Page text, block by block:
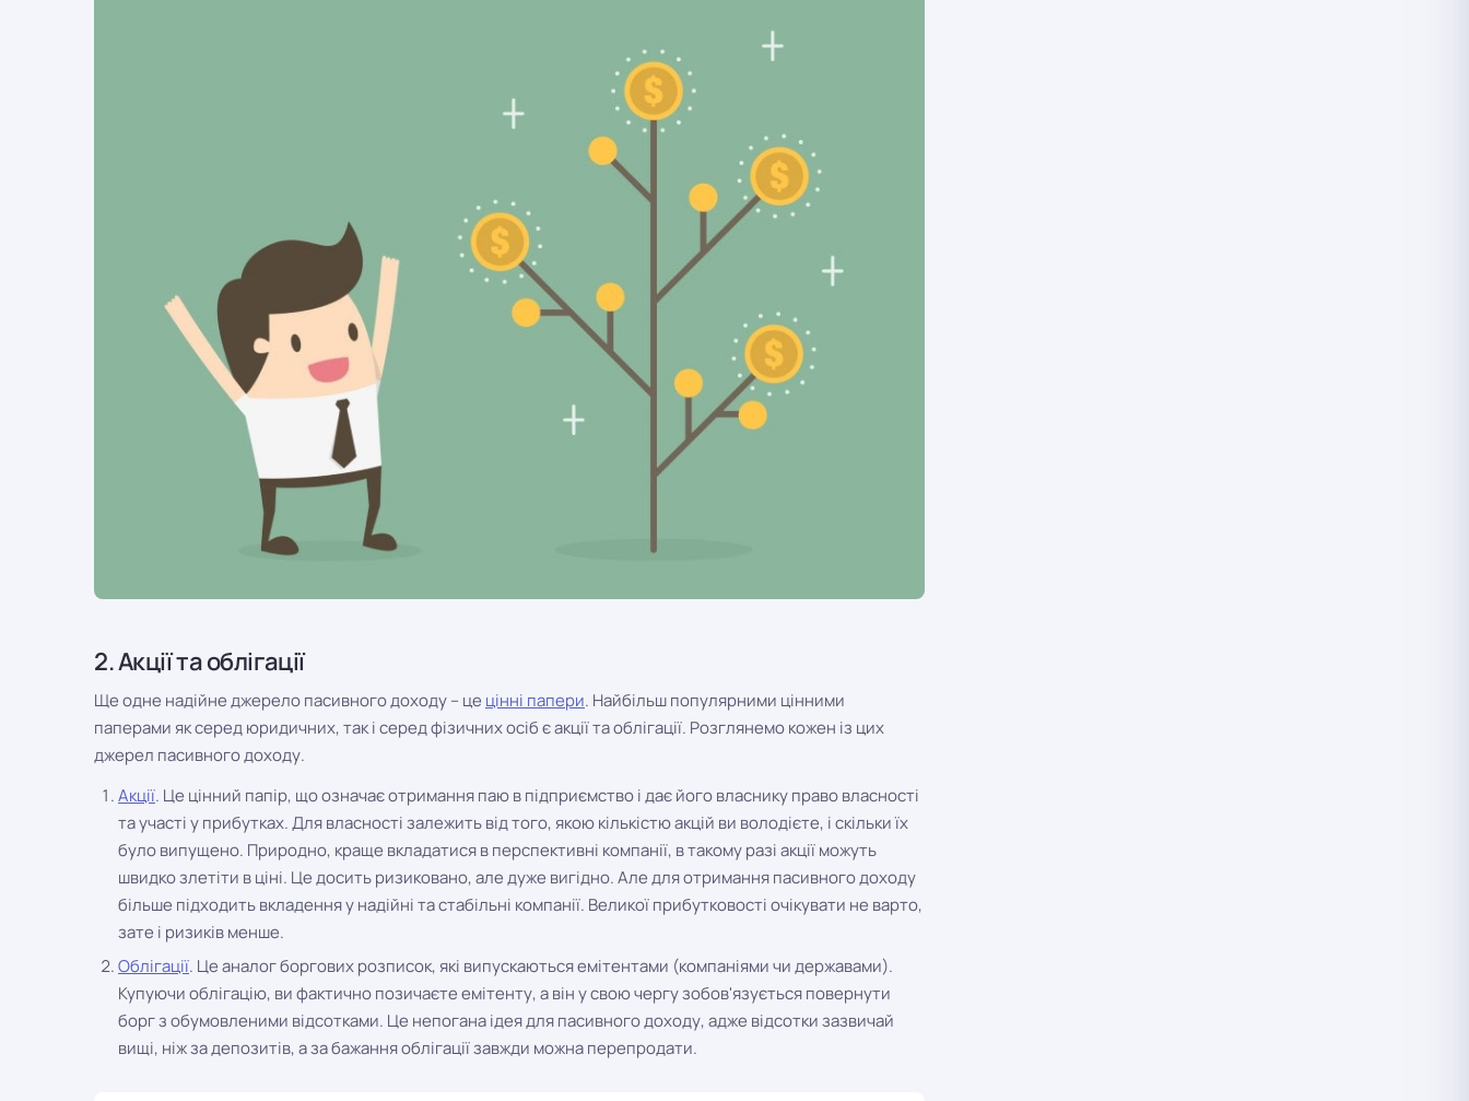
2. Акції та облігації
Ще одне надійне джерело пасивного доходу – це цінні папери. Найбільш популярними цінними
паперами як серед юридичних, так і серед фізичних осіб є акції та облігації. Розглянемо кожен із цих
джерел пасивного доходу.
Акції. Це цінний папір, що означає отримання паю в підприємство і дає його власнику право власності
та участі у прибутках. Для власності залежить від того, якою кількістю акцій ви володієте, і скільки їх
було випущено. Природно, краще вкладатися в перспективні компанії, в такому разі акції можуть
швидко злетіти в ціні. Це досить ризиковано, але дуже вигідно. Але для отримання пасивного доходу
більше підходить вкладення у надійні та стабільні компанії. Великої прибутковості очікувати не варто,
зате і ризиків менше.
Облігації. Це аналог боргових розписок, які випускаються емітентами (компаніями чи державами).
Купуючи облігацію, ви фактично позичаєте емітенту, а він у свою чергу зобов'язується повернути
борг з обумовленими відсотками. Це непогана ідея для пасивного доходу, адже відсотки зазвичай
вищі, ніж за депозитів, а за бажання облігації завжди можна перепродати.